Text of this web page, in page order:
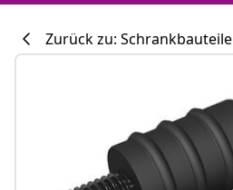
Zurück zu: Schrankbauteile